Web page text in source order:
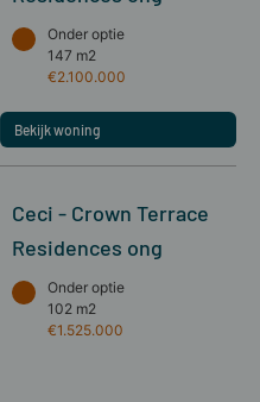
Onder optie
147 m2
€2.100.000
Bekijk woning
Ceci - Crown Terrace
Residences ong
Onder optie
102 m2
€1.525.000